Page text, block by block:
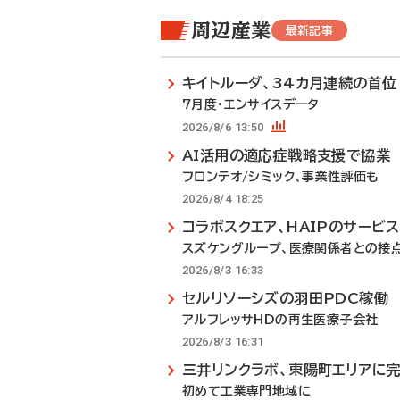
周辺産業 最新記事
キイトルーダ、34カ月連続の首位
7月度・エンサイスデータ
2026/8/6 13:50
AI活用の適応症戦略支援で協業
フロンテオ/シミック、事業性評価も
2026/8/4 18:25
コラボスクエア、HAIPのサービ
スズケングループ、医療関係者との接
2026/8/3 16:33
セルリソーシズの羽田PDC稼働
アルフレッサHDの再生医療子会社
2026/8/3 16:31
三井リンクラボ、東陽町エリアに
初めて工業専門地域に